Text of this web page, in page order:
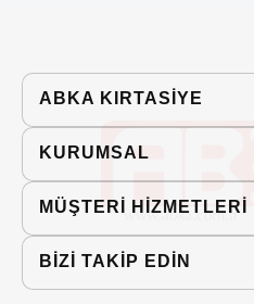
ABKA KIRTASIYE
KURUMSAL
MÜŞTERİ HİZMETLERİ
BİZİ TAKİP EDİN